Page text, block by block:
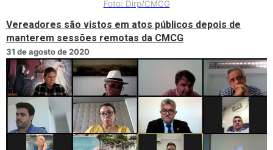
Foto: Dirp/CMCG
Vereadores são vistos em atos públicos depois de
manterem sessões remotas da CMCG
31 de agosto de 2020